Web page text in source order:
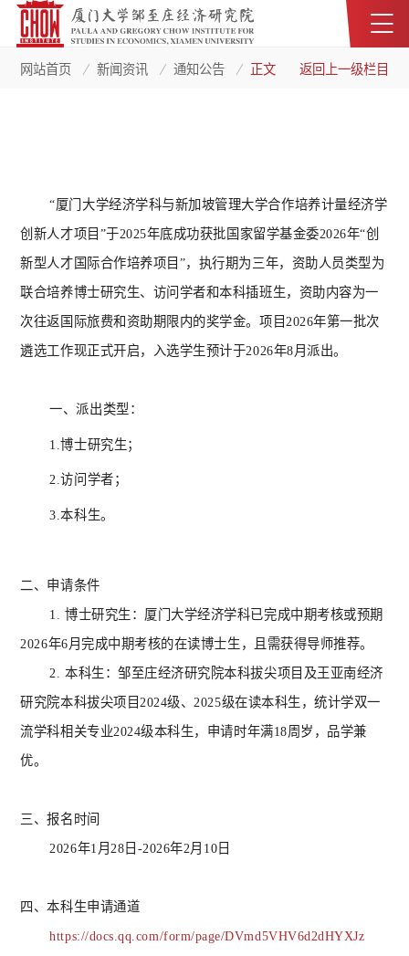
网站首页 新闻资讯 通知公告 正文 返回上一级栏目
“厦门大学经济学科与新加坡管理大学合作培养计量经济学
创新人才项目”于2025年底成功获批国家留学基金委2026年“创
新型人才国际合作培养项目”，执行期为三年，资助人员类型为
联合培养博士研究生、访问学者和本科插班生，资助内容为一
次往返国际旅费和资助期限内的奖学金。项目2026年第一批次
遴选工作现正式开启，入选学生预计于2026年8月派出。
一、派出类型：
1.博士研究生；
2.访问学者；
3.本科生。
二、 申请条件
1.博士研究生：厦门大学经济学科已完成中期考核或预期
2026年6月完成中期考核的在读博士生，且需获得导师推荐。
2.本科生：邹至庄经济研究院本科拔尖项目及王亚南经济
研究院本科拔尖项目2024级、2025级在读本科生，统计学双一
流学科相关专业2024级本科生，申请时年满18周岁，品学兼
优。
三、报名时间
2026年1月28日-2026年2月10日
四、本科生申请通道
https://docs.qq.com/form/page/DVmd5VHV6d2dHYXJz